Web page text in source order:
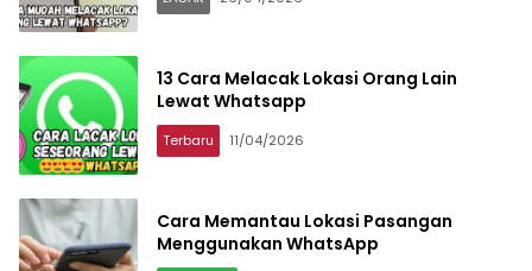
13 Cara Melacak Lokasi Orang Lain
Lewat Whatsapp
Terbaru 11/04/2026
Cara Memantau Lokasi Pasangan
Menggunakan WhatsApp